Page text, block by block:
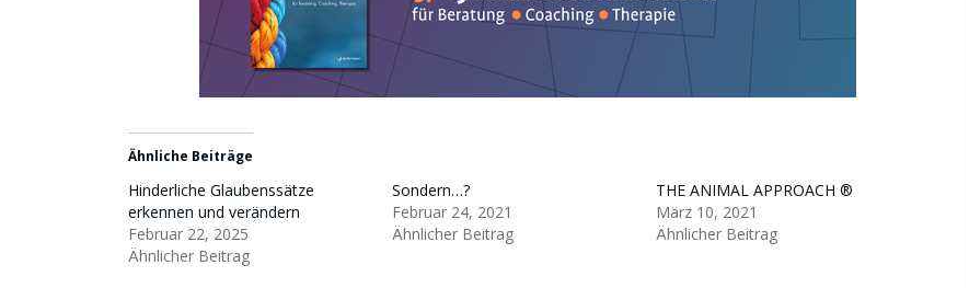
Ähnliche Beiträge
Hinderliche Glaubenssätze
erkennen und verändern
Februar 22, 2025
Ähnlicher Beitrag
Sondern…?
Februar 24, 2021
Ähnlicher Beitrag
THE ANIMAL APPROACH ®
März 10, 2021
Ähnlicher Beitrag